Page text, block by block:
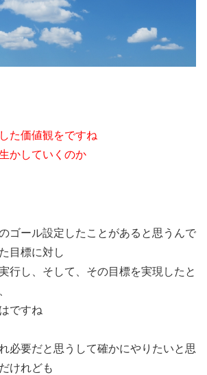
た価値観をですね
かしていくのか
ゴール設定したことがあると思うんで
目標に対し
行し、そして、その目標を実現したと
ですね
必要だと思うして確かにやりたいと思
けれども